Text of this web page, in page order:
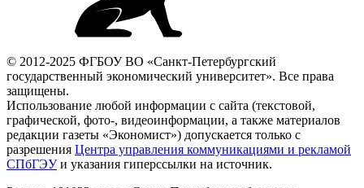
© 2012-2025 ФГБОУ ВО «Санкт-Петербургский
государственный экономический университет». Все права
защищены.
Использование любой информации с сайта (текстовой,
графической, фото-, видеоинформации, а также материалов
редакции газеты «Экономист») допускается только с
разрешения Центра управления коммуникациями и рекламой
СПбГЭУи указания гиперссылки на источник.